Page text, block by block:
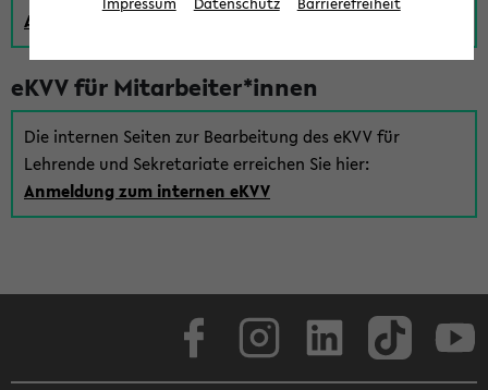
Anlegen eines neuen Gastzugangs
eKVV für Mitarbeiter*innen
Die internen Seiten zur Bearbeitung des eKVV für
Lehrende und Sekretariate erreichen Sie hier:
Anmeldung zum internen eKVV